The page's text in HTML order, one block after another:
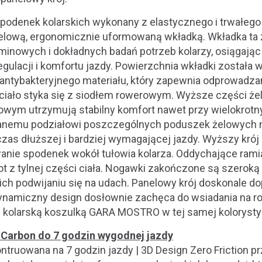
kolarskich wykonany z elastycznego i trwałego
ergonomicznie uformowaną wkładką. Wkładka
i dokładnych badań potrzeb kolarzy,
i komfortu jazdy. Powierzchnia wkładki została
materiału, który zapewnia
styka się z siodłem rowerowym. Wyższe części
utrzymują stabilny komfort nawet przy
podziałowi poszczególnych poduszek żelowych
dłuższej i bardziej wymagającej jazdy. Wyższy
spodenek wokół tułowia kolarza. Oddychające
z tylnej części ciała. Nogawki zakończone są
podwijaniu się na udach. Panelowy krój doskonale
design dosłownie zachęca do wsiadania na
koszulką GARA MOSTRO w tej samej
Carbon do 7 godzin wygodnej jazdy
na 7 godzin jazdy | 3D Design Zero Friction